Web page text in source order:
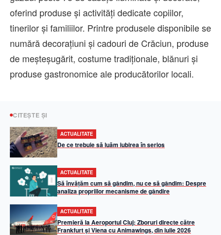
oferind produse și activități dedicate copiilor,
tinerilor și familiilor. Printre produsele disponibile se
numără decorațiuni și cadouri de Crăciun, produse
de meșteșugărit, costume tradiționale, blănuri și
produse gastronomice ale producătorilor locali.
CITEȘTE ȘI
ACTUALITATE
De ce trebuie să luăm iubirea în serios
ACTUALITATE
Să învățăm cum să gândim, nu ce să gândim: Despre
analiza propriilor mecanisme de gândire
ACTUALITATE
Premieră la Aeroportul Cluj: Zboruri directe către
Frankfurt și Viena cu Animawings, din iulie 2026